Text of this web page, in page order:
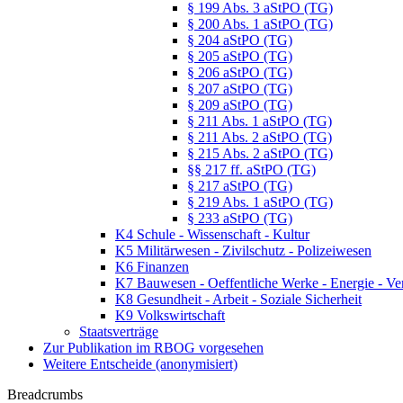
§ 199 Abs. 3 aStPO (TG)
§ 200 Abs. 1 aStPO (TG)
§ 204 aStPO (TG)
§ 205 aStPO (TG)
§ 206 aStPO (TG)
§ 207 aStPO (TG)
§ 209 aStPO (TG)
§ 211 Abs. 1 aStPO (TG)
§ 211 Abs. 2 aStPO (TG)
§ 215 Abs. 2 aStPO (TG)
§§ 217 ff. aStPO (TG)
§ 217 aStPO (TG)
§ 219 Abs. 1 aStPO (TG)
§ 233 aStPO (TG)
K4 Schule - Wissenschaft - Kultur
K5 Militärwesen - Zivilschutz - Polizeiwesen
K6 Finanzen
K7 Bauwesen - Oeffentliche Werke - Energie -
K8 Gesundheit - Arbeit - Soziale Sicherheit
K9 Volkswirtschaft
Staatsverträge
Zur Publikation im RBOG vorgesehen
Weitere Entscheide (anonymisiert)
Breadcrumbs